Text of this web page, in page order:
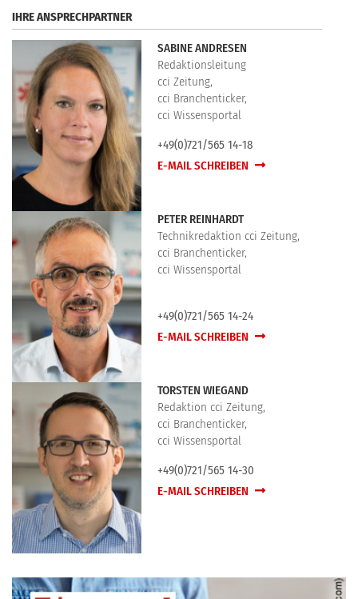
IHRE ANSPRECHPARTNER
SABINE ANDRESEN
Redaktionsleitung
cci Zeitung,
cci Branchenticker,
cci Wissensportal
+49(0)721/565 14-18
E-MAIL SCHREIBEN
PETER REINHARDT
Technikredaktion cci Zeitung,
cci Branchenticker,
cci Wissensportal
+49(0)721/565 14-24
E-MAIL SCHREIBEN
TORSTEN WIEGAND
Redaktion cci Zeitung,
cci Branchenticker,
cci Wissensportal
+49(0)721/565 14-30
E-MAIL SCHREIBEN